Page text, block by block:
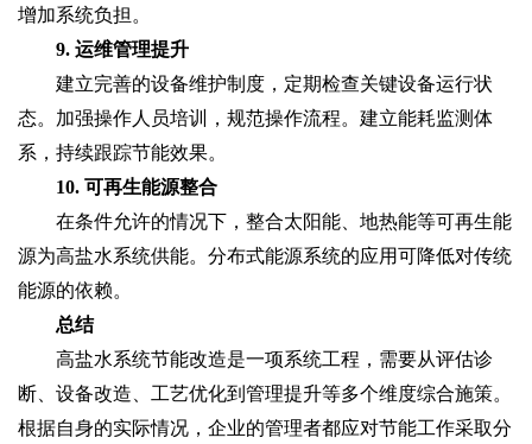
增加系统负担。
9. 运维管理提升
建立完善的设备维护制度，定期检查关键设备运行状
态。加强操作人员培训，规范操作流程。建立能耗监测体
系，持续跟踪节能效果。
10. 可再生能源整合
在条件允许的情况下，整合太阳能、地热能等可再生能
源为高盐水系统供能。分布式能源系统的应用可降低对传统
能源的依赖。
总结
高盐水系统节能改造‌是一项系统工程，需要从评估诊
断、设备改造、工艺优化到管理提升等多个维度综合施策。
根据自身的实际情况，企业的管理者都应对节能工作采取分